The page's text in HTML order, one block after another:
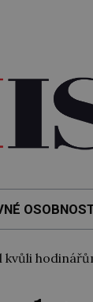
9. 8.
kvůli